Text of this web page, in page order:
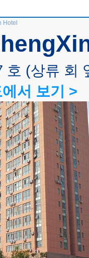
Hotel
호 (상류 회
서 보기 >